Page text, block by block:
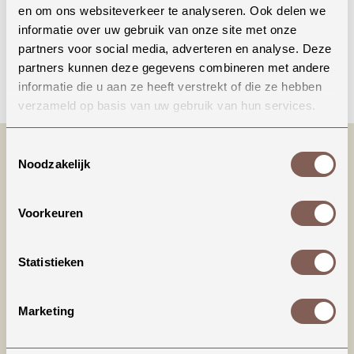
en om ons websiteverkeer te analyseren. Ook delen we
informatie over uw gebruik van onze site met onze
partners voor social media, adverteren en analyse. Deze
partners kunnen deze gegevens combineren met andere
informatie die u aan ze heeft verstrekt of die ze hebben
verzameld op basis van uw gebruik van hun services.
Noodzakelijk
Voorkeuren
Statistieken
Marketing
Bellen